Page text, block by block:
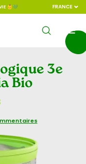
👶💚 FRANCE
3e
Bio